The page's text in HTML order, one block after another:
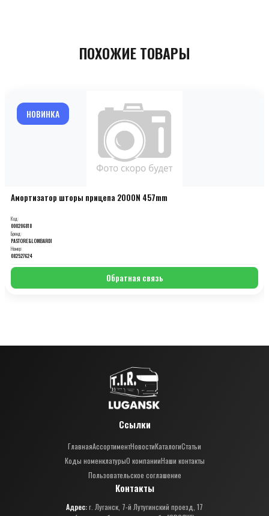
ПОХОЖИЕ ТОВАРЫ
НОВИНКА
Амортизатор шторы прицепа 2000N 457mm
Код:
000206818
Бренд:
PASTORE&LOMBARDI
Номер:
082527624
Обратная связь
Ссылки
ГлавнаяАссортиментНовостиКаталогиСтатьи
Коды номенклатурыО компанииНаши контакты
Пользовательское соглашение
Контакты
Адрес:г. Луганск, 7-й Лутугинский проезд, 17